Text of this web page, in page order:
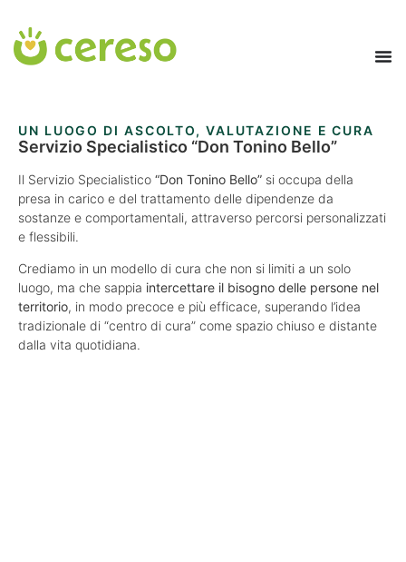
UN LUOGO DI ASCOLTO, VALUTAZIONE E CURA
Servizio Specialistico “Don Tonino Bello”
Il Servizio Specialistico “Don Tonino Bello” si occupa della
presa in carico e del trattamento delle dipendenze da
sostanze e comportamentali, attraverso percorsi personalizzati
e flessibili.
Crediamo in un modello di cura che non si limiti a un solo
luogo, ma che sappia intercettare il bisogno delle persone nel
territorio, in modo precoce e più efficace, superando l’idea
tradizionale di “centro di cura” come spazio chiuso e distante
dalla vita quotidiana.